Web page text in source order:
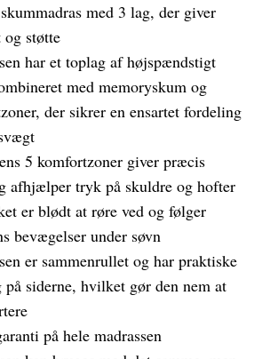
med 3 lag, der giver
støtte
har et toplag af højspændstigt
med memoryskum og
der sikrer en ensartet fordeling
5 komfortzoner giver præcis
afhjælper tryk på skuldre og hofter
er blødt at røre ved og følger
bevægelser under søvn
er sammenrullet og har praktiske
på siderne, hvilket gør den nem at
på hele madrassen